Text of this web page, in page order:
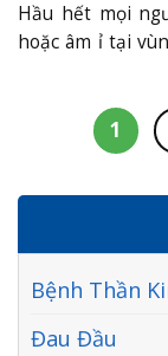
Hầu hết mọi
hoặc âm ỉ tại
hiệu của bệnh
1
Bệnh Thần
Đau Đầu